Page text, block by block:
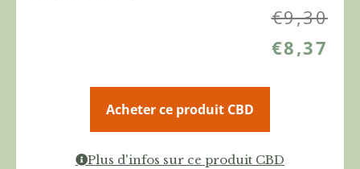
€9,30
€8,37
Acheter ce produit CBD
Plus d'infos sur ce produit CBD